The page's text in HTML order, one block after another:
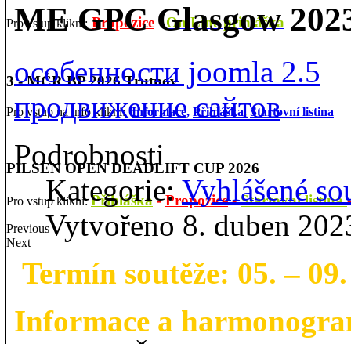
Pro vstup klikni: Propozice On Line přihláška
3 - MČR BP 2026 Trutnov
Pro vstup na info klikni: Informace, Přihláška , Startovní listina
PILSEN OPEN DEADLIFT CUP 2026
Pro vstup klikni:Přihláška-Propozice-Startovní listina
Previous
Next
ME GPC Glasgow
особенности joomla 2.5
продвижение сайтов
Podrobnosti
Kategorie:Vyhlášené
Vytvořeno 8. duben
Termín soutěže: 05. –
Informace a